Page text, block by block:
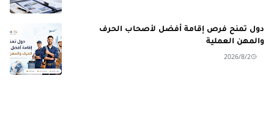
دول تمنح فرص إقامة أفضل لأصحاب الحرف
والمهن العملية
2026/8/2